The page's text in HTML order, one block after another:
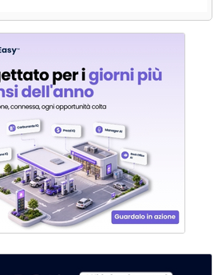
elettricità'
2007 alle 18.41.